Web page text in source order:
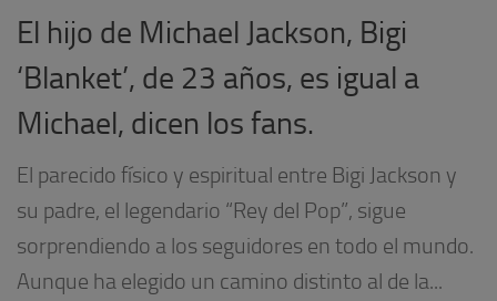
El hijo de Michael Jackson, Bigi
‘Blanket’, de 23 años, es igual a
Michael, dicen los fans.
El parecido físico y espiritual entre Bigi Jackson y
su padre, el legendario “Rey del Pop”, sigue
sorprendiendo a los seguidores en todo el mundo.
Aunque ha elegido un camino distinto al de la...